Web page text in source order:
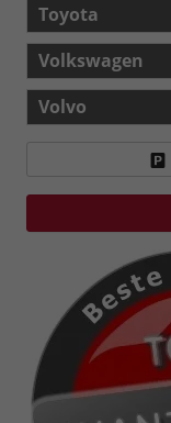
Toyota
Volkswagen
Volvo